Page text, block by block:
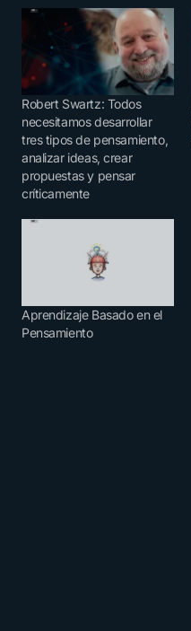
Robert Swartz: Todos
necesitamos desarrollar
tres tipos de pensamiento,
analizar ideas, crear
propuestas y pensar
críticamente
Aprendizaje Basado en el
Pensamiento